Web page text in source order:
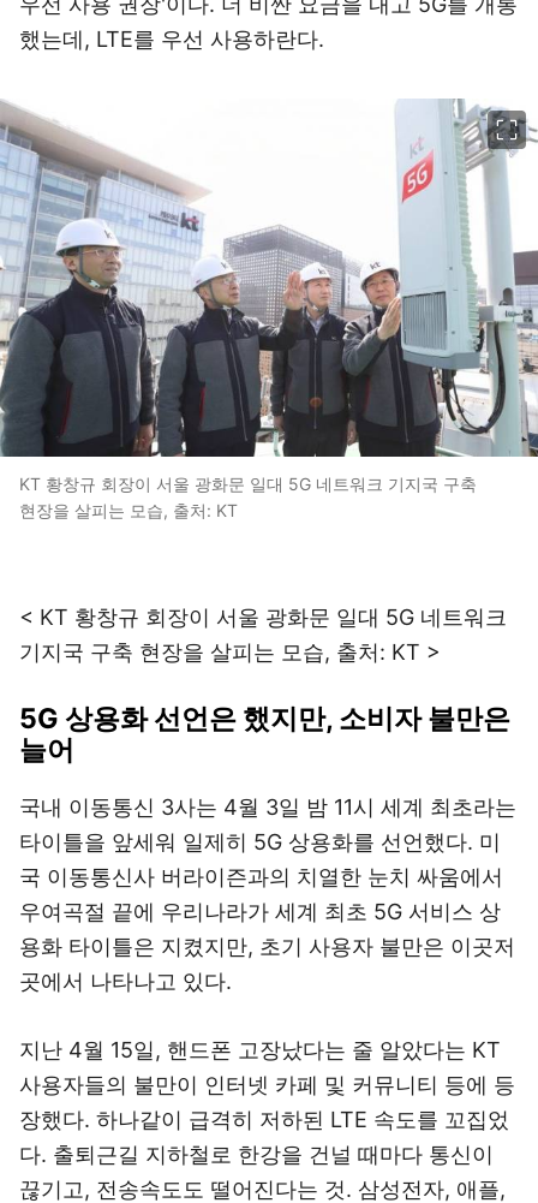
했는데, LTE를 우선 사용하란다.
KT 황창규 회장이 서울 광화문 일대 5G 네트워크 기지국 구축
현장을 살피는 모습, 출처: KT
< KT 황창규 회장이 서울 광화문 일대 5G 네트워크
기지국 구축 현장을 살피는 모습, 출처: KT >
5G 상용화 선언은 했지만, 소비자 불만은
늘어
국내 이동통신 3사는 4월 3일 밤 11시 세계 최초라는
타이틀을 앞세워 일제히 5G 상용화를 선언했다. 미
국 이동통신사 버라이즌과의 치열한 눈치 싸움에서
우여곡절 끝에 우리나라가 세계 최초 5G 서비스 상
용화 타이틀은 지켰지만, 초기 사용자 불만은 이곳저
곳에서 나타나고 있다.
지난 4월 15일, 핸드폰 고장났다는 줄 알았다는 KT
사용자들의 불만이 인터넷 카페 및 커뮤니티 등에 등
장했다. 하나같이 급격히 저하된 LTE 속도를 꼬집었
다. 출퇴근길 지하철로 한강을 건널 때마다 통신이
끊기고, 전송속도도 떨어진다는 것. 삼성전자, 애플,